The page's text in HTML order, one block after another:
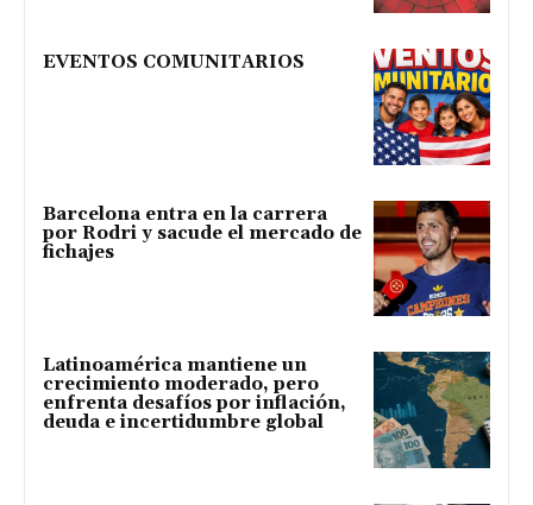
EVENTOS COMUNITARIOS
Barcelona entra en la carrera
por Rodri y sacude el mercado de
fichajes
Latinoamérica mantiene un
crecimiento moderado, pero
enfrenta desafíos por inflación,
deuda e incertidumbre global